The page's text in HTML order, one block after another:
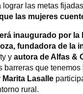
las metas
las mujeres
inaugurado por la
fundadora de la
yautora de Alfas &
barreras que
Marita Lasalle
rural.